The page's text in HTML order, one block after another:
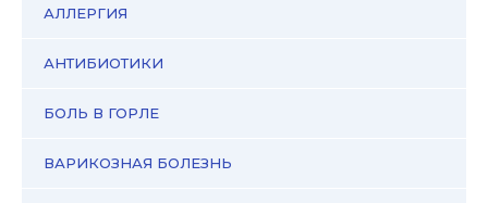
АЛЛЕРГИЯ
АНТИБИОТИКИ
БОЛЬ В ГОРЛЕ
ВАРИКОЗНАЯ БОЛЕЗНЬ